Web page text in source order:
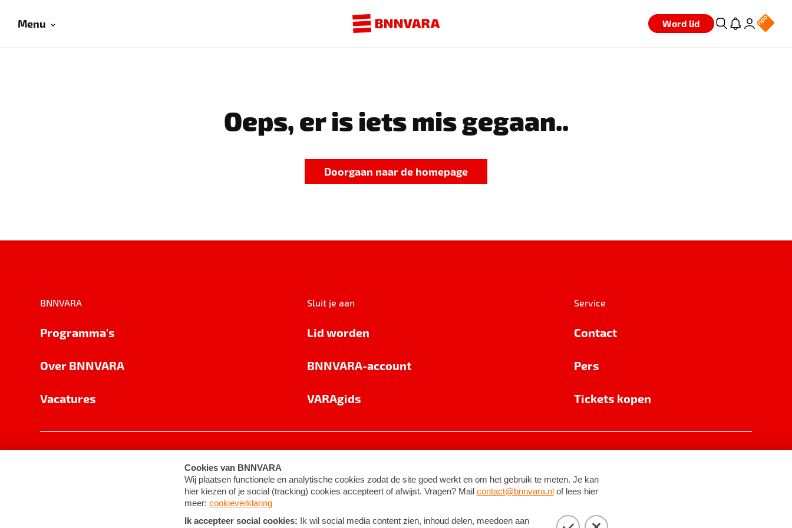
Menu Word lid
Oeps, er is iets mis gegaan..
Doorgaan naar de homepage
BNNVARA
Programma's
Over BNNVARA
Vacatures
Sluit je aan
Lid worden
BNNVARA-account
VARAgids
Service
Contact
Pers
Tickets kopen
Cookie-instellingen Algemene voorwaarden ©2026BNNVARA